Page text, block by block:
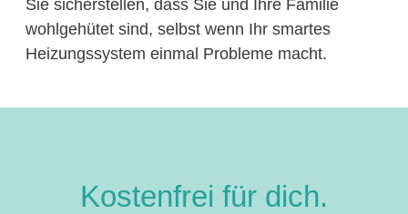
Sie sicherstellen, dass Sie und Ihre Familie
wohlgehütet sind, selbst wenn Ihr smartes
Heizungssystem einmal Probleme macht.
Kostenfrei für dich.